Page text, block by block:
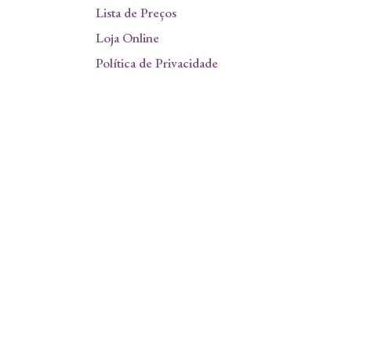
Lista de Preços
Loja Online
Política de Privacidade